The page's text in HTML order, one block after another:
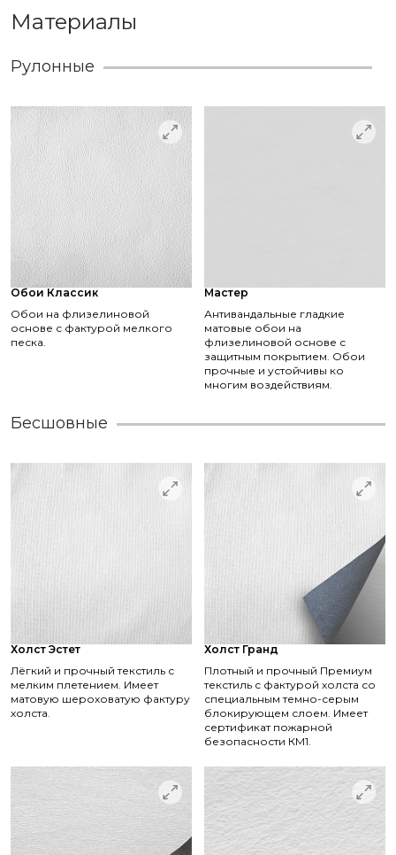
Материалы
Рулонные
Обои Классик
Обои на флизелиновой
основе с фактурой мелкого
песка.
Мастер
Антивандальные гладкие
матовые обои на
флизелиновой основе с
защитным покрытием. Обои
прочные и устойчивы ко
многим воздействиям.
Бесшовные
Холст Эстет
Лёгкий и прочный текстиль с
мелким плетением. Имеет
матовую шероховатую фактуру
холста.
Холст Гранд
Плотный и прочный Премиум
текстиль с фактурой холста со
специальным темно-серым
блокирующем слоем. Имеет
сертификат пожарной
безопасности КМ1.